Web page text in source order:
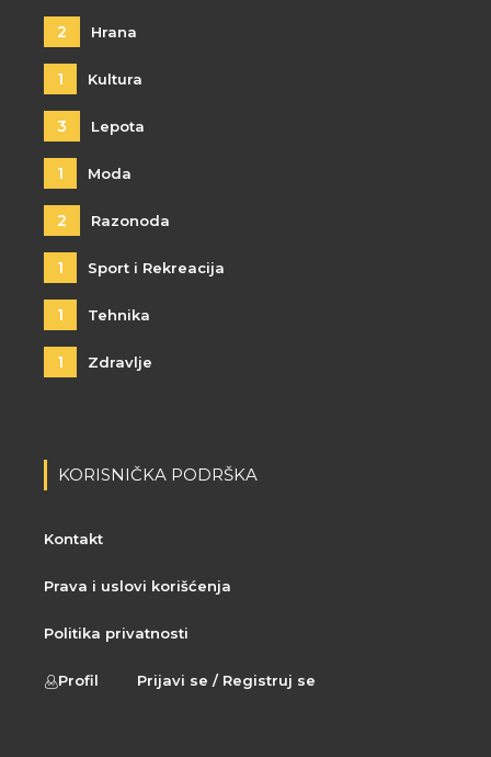
2 Hrana
1 Kultura
3 Lepota
1 Moda
2 Razonoda
1 Sport i Rekreacija
1 Tehnika
1 Zdravlje
KORISNIČKA PODRŠKA
Kontakt
Prava i uslovi korišćenja
Politika privatnosti
Profil Prijavi se / Registruj se